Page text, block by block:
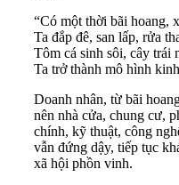
“Có một thời bãi hoang,
Ta đắp đê, san lấp, rửa
Tôm cá sinh sôi, cây trái
Ta trở thành mô hình
Doanh nhân, từ bãi
nên nhà cửa, chung cư,
chính, kỹ thuật, công
vẫn đứng dậy, tiếp tục
xã hội phồn vinh.